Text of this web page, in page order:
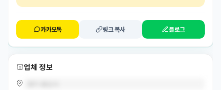
카카오톡 링크 복사 블로그
업체 정보